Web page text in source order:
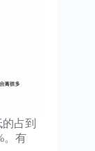
占到
。有